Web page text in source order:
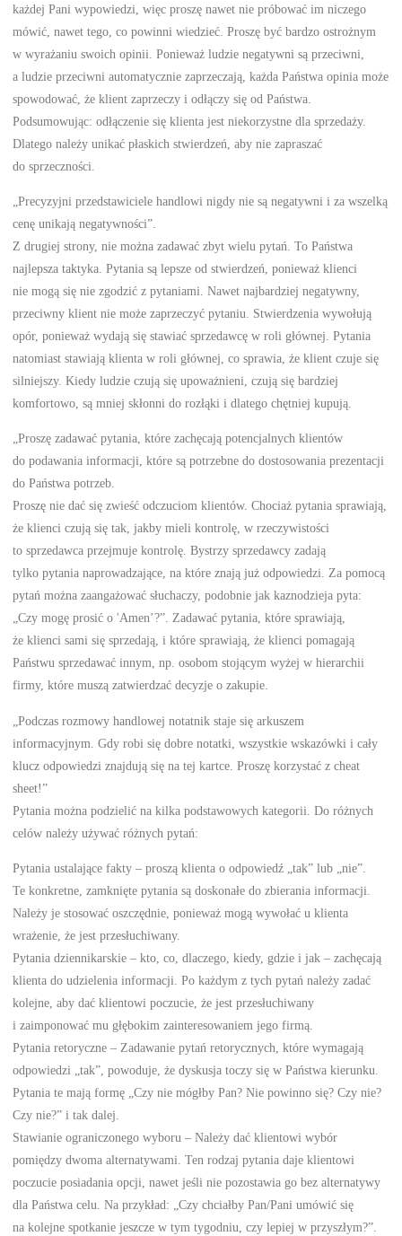
każdej Pani wypowiedzi, więc proszę nawet nie próbować im niczego
mówić, nawet tego, co powinni wiedzieć. Proszę być bardzo ostrożnym
w wyrażaniu swoich opinii. Ponieważ ludzie negatywni są przeciwni,
a ludzie przeciwni automatycznie zaprzeczają, każda Państwa opinia może
spowodować, że klient zaprzeczy i odłączy się od Państwa.
Podsumowując: odłączenie się klienta jest niekorzystne dla sprzedaży.
Dlatego należy unikać płaskich stwierdzeń, aby nie zapraszać
do sprzeczności.
„Precyzyjni przedstawiciele handlowi nigdy nie są negatywni i za wszelką
cenę unikają negatywności”.
Z drugiej strony, nie można zadawać zbyt wielu pytań. To Państwa
najlepsza taktyka. Pytania są lepsze od stwierdzeń, ponieważ klienci
nie mogą się nie zgodzić z pytaniami. Nawet najbardziej negatywny,
przeciwny klient nie może zaprzeczyć pytaniu. Stwierdzenia wywołują
opór, ponieważ wydają się stawiać sprzedawcę w roli głównej. Pytania
natomiast stawiają klienta w roli głównej, co sprawia, że klient czuje się
silniejszy. Kiedy ludzie czują się upoważnieni, czują się bardziej
komfortowo, są mniej skłonni do rozłąki i dlatego chętniej kupują.
„Proszę zadawać pytania, które zachęcają potencjalnych klientów
do podawania informacji, które są potrzebne do dostosowania prezentacji
do Państwa potrzeb.
Proszę nie dać się zwieść odczuciom klientów. Chociaż pytania sprawiają,
że klienci czują się tak, jakby mieli kontrolę, w rzeczywistości
to sprzedawca przejmuje kontrolę. Bystrzy sprzedawcy zadają
tylko pytania naprowadzające, na które znają już odpowiedzi. Za pomocą
pytań można zaangażować słuchaczy, podobnie jak kaznodzieja pyta:
„Czy mogę prosić o 'Amen’?”. Zadawać pytania, które sprawiają,
że klienci sami się sprzedają, i które sprawiają, że klienci pomagają
Państwu sprzedawać innym, np. osobom stojącym wyżej w hierarchii
firmy, które muszą zatwierdzać decyzje o zakupie.
„Podczas rozmowy handlowej notatnik staje się arkuszem
informacyjnym. Gdy robi się dobre notatki, wszystkie wskazówki i cały
klucz odpowiedzi znajdują się na tej kartce. Proszę korzystać z cheat
sheet!”
Pytania można podzielić na kilka podstawowych kategorii. Do różnych
celów należy używać różnych pytań:
Pytania ustalające fakty – proszą klienta o odpowiedź „tak” lub „nie”.
Te konkretne, zamknięte pytania są doskonałe do zbierania informacji.
Należy je stosować oszczędnie, ponieważ mogą wywołać u klienta
wrażenie, że jest przesłuchiwany.
Pytania dziennikarskie – kto, co, dlaczego, kiedy, gdzie i jak – zachęcają
klienta do udzielenia informacji. Po każdym z tych pytań należy zadać
kolejne, aby dać klientowi poczucie, że jest przesłuchiwany
i zaimponować mu głębokim zainteresowaniem jego firmą.
Pytania retoryczne – Zadawanie pytań retorycznych, które wymagają
odpowiedzi „tak”, powoduje, że dyskusja toczy się w Państwa kierunku.
Pytania te mają formę „Czy nie mógłby Pan? Nie powinno się? Czy nie?
Czy nie?” i tak dalej.
Stawianie ograniczonego wyboru – Należy dać klientowi wybór
pomiędzy dwoma alternatywami. Ten rodzaj pytania daje klientowi
poczucie posiadania opcji, nawet jeśli nie pozostawia go bez alternatywy
dla Państwa celu. Na przykład: „Czy chciałby Pan/Pani umówić się
na kolejne spotkanie jeszcze w tym tygodniu, czy lepiej w przyszłym?”.